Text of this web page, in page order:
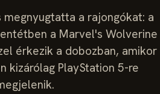
megnyugtatta a rajongókat: a
a Marvel's Wolverine
érkezik a dobozban, amikor
kizárólag PlayStation 5-re